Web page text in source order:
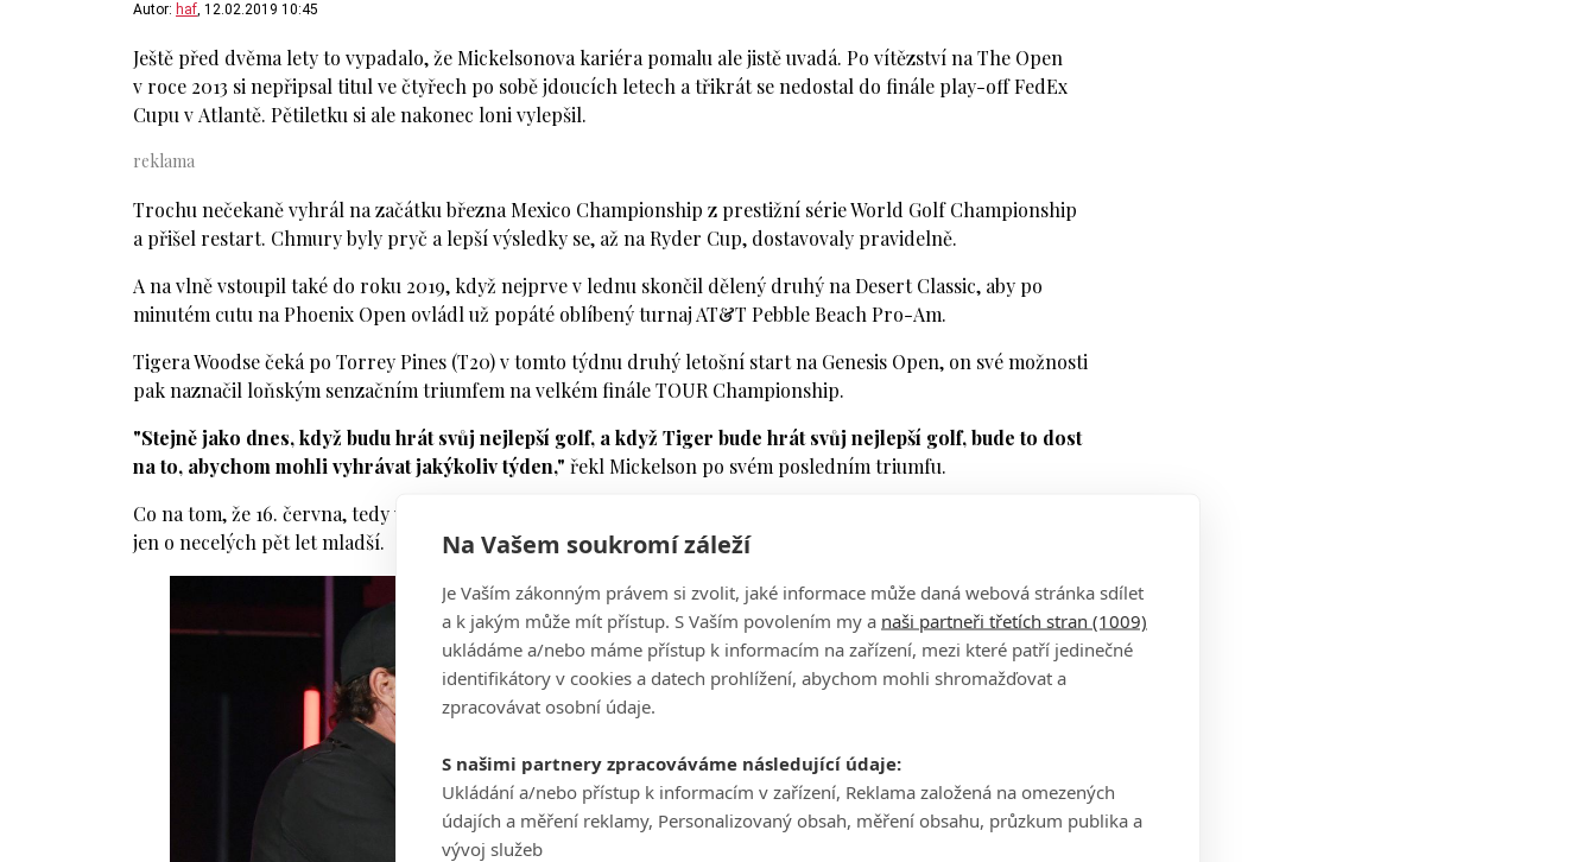
Na Vašem soukromí záleží
Je Vaším zákonným právem si zvolit, jaké informace může daná webová stránka sdílet
a k jakým může mít přístup. S Vaším povolením my a naši partneři třetích stran (1009)
ukládáme a/nebo máme přístup k informacím na zařízení, mezi které patří jedinečné
identifikátory v cookies a datech prohlížení, abychom mohli shromažďovat a
zpracovávat osobní údaje.
S našimi partnery zpracováváme následující údaje:
Ukládání a/nebo přístup k informacím v zařízení, Reklama založená na omezených
údajích a měření reklamy, Personalizovaný obsah, měření obsahu, průzkum publika a
vývoj služeb
Autor: haf, 12.02.2019 10:45
Ještě před dvěma lety to vypadalo, že Mickelsonova kariéra pomalu ale jistě uvadá. Po vítězství na The Open
v roce 2013 si nepřipsal titul ve čtyřech po sobě jdoucích letech a třikrát se nedostal do finále play-off FedEx
Cupu v Atlantě. Pětiletku si ale nakonec loni vylepšil.
Trochu nečekaně vyhrál na začátku března Mexico Championship z prestižní série World Golf Championship
a přišel restart. Chmury byly pryč a lepší výsledky se, až na Ryder Cup, dostavovaly pravidelně.
A na vlně vstoupil také do roku 2019, když nejprve v lednu skončil dělený druhý na Desert Classic, aby po
minutém cutu na Phoenix Open ovládl už popáté oblíbený turnaj AT&T Pebble Beach Pro-Am.
Tigera Woodse čeká po Torrey Pines (T20) v tomto týdnu druhý letošní start na Genesis Open, on své možnosti
pak naznačil loňským senzačním triumfem na velkém finále TOUR Championship.
"Stejně jako dnes, když budu hrát svůj nejlepší golf, a když Tiger bude hrát svůj nejlepší golf, bude to dost
na to, abychom mohli vyhrávat jakýkoliv týden," řekl Mickelson po svém posledním triumfu.
Co na tom, že 16. června, tedy v den finálového kola letošního US Open, oslaví už své 49. narozeniny a Woods je
jen o necelých pět let mladší.